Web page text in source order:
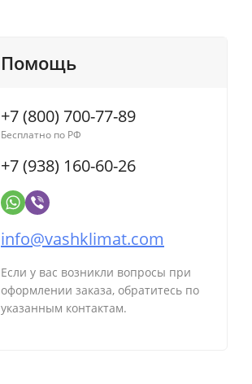
Помощь
+7 (800) 700-77-89
Бесплатно по РФ
+7 (938) 160-60-26
info@vashklimat.com
Если у вас возникли вопросы при
оформлении заказа, обратитесь по
указанным контактам.